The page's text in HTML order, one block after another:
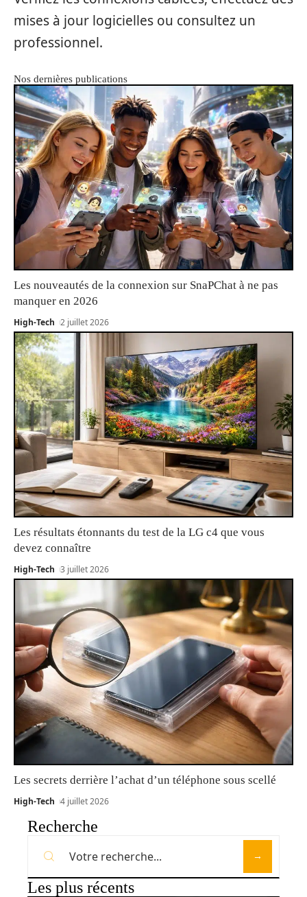
mises à jour logicielles ou consultez un
professionnel.
Nos dernières publications
Les nouveautés de la connexion sur SnaPChat à ne pas
manquer en 2026
High-Tech 2 juillet 2026
Les résultats étonnants du test de la LG c4 que vous
devez connaître
High-Tech 3 juillet 2026
Les secrets derrière l’achat d’un téléphone sous scellé
High-Tech 4 juillet 2026
Recherche
Les plus récents